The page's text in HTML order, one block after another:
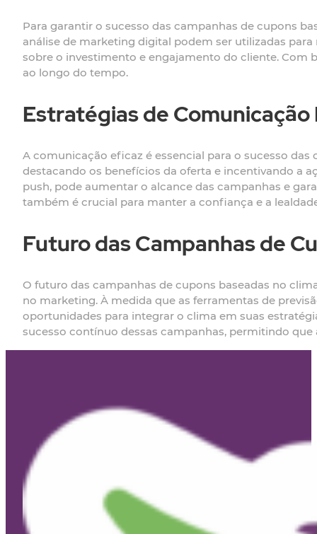
Para garantir o sucesso das campanhas de cupons
análise de marketing digital podem ser utilizadas
sobre o investimento e engajamento do cliente. Com
ao longo do tempo.
Estratégias de Comunicação
A comunicação eficaz é essencial para o sucesso
destacando os benefícios da oferta e incentivando a
push, pode aumentar o alcance das campanhas e
também é crucial para manter a confiança e a
Futuro das Campanhas de
O futuro das campanhas de cupons baseadas no
no marketing. À medida que as ferramentas de
oportunidades para integrar o clima em suas
sucesso contínuo dessas campanhas, permitindo